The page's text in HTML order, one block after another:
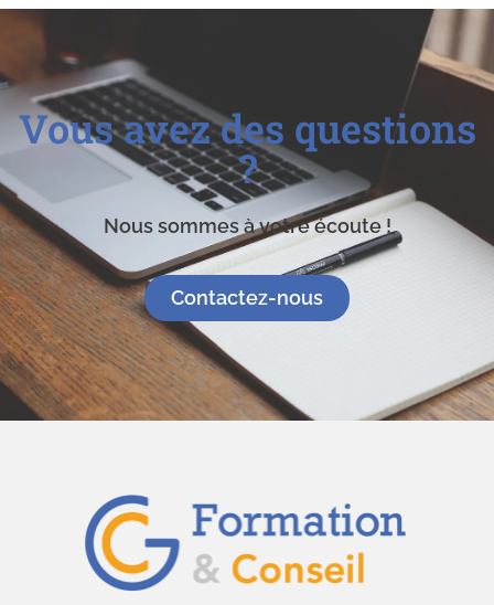
Vous avez des questions
?
Nous sommes à votre écoute !
Contactez-nous